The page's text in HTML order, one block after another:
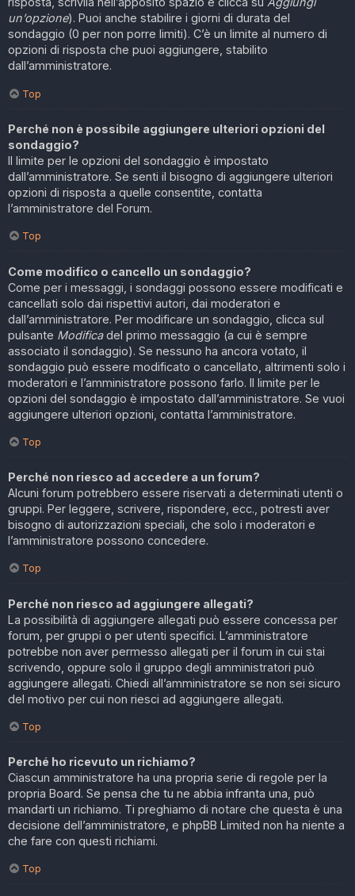
un’opzione). Puoi anche stabilire i giorni di durata del
sondaggio (0 per non porre limiti). C’è un limite al numero di
opzioni di risposta che puoi aggiungere, stabilito
dall’amministratore.
Top
Perché non è possibile aggiungere ulteriori opzioni del
sondaggio?
Il limite per le opzioni del sondaggio è impostato
dall’amministratore. Se senti il bisogno di aggiungere ulteriori
opzioni di risposta a quelle consentite, contatta
l’amministratore del Forum.
Top
Come modifico o cancello un sondaggio?
Come per i messaggi, i sondaggi possono essere modificati e
cancellati solo dai rispettivi autori, dai moderatori e
dall’amministratore. Per modificare un sondaggio, clicca sul
pulsante Modificadel primo messaggio (a cui è sempre
associato il sondaggio). Se nessuno ha ancora votato, il
sondaggio può essere modificato o cancellato, altrimenti solo i
moderatori e l’amministratore possono farlo. Il limite per le
opzioni del sondaggio è impostato dall’amministratore. Se vuoi
aggiungere ulteriori opzioni, contatta l’amministratore.
Top
Perché non riesco ad accedere a un forum?
Alcuni forum potrebbero essere riservati a determinati utenti o
gruppi. Per leggere, scrivere, rispondere, ecc., potresti aver
bisogno di autorizzazioni speciali, che solo i moderatori e
l’amministratore possono concedere.
Top
Perché non riesco ad aggiungere allegati?
La possibilità di aggiungere allegati può essere concessa per
forum, per gruppi o per utenti specifici. L’amministratore
potrebbe non aver permesso allegati per il forum in cui stai
scrivendo, oppure solo il gruppo degli amministratori può
aggiungere allegati. Chiedi all’amministratore se non sei sicuro
del motivo per cui non riesci ad aggiungere allegati.
Top
Perché ho ricevuto un richiamo?
Ciascun amministratore ha una propria serie di regole per la
propria Board. Se pensa che tu ne abbia infranta una, può
mandarti un richiamo. Ti preghiamo di notare che questa è una
decisione dell’amministratore, e phpBB Limited non ha niente a
che fare con questi richiami.
Top